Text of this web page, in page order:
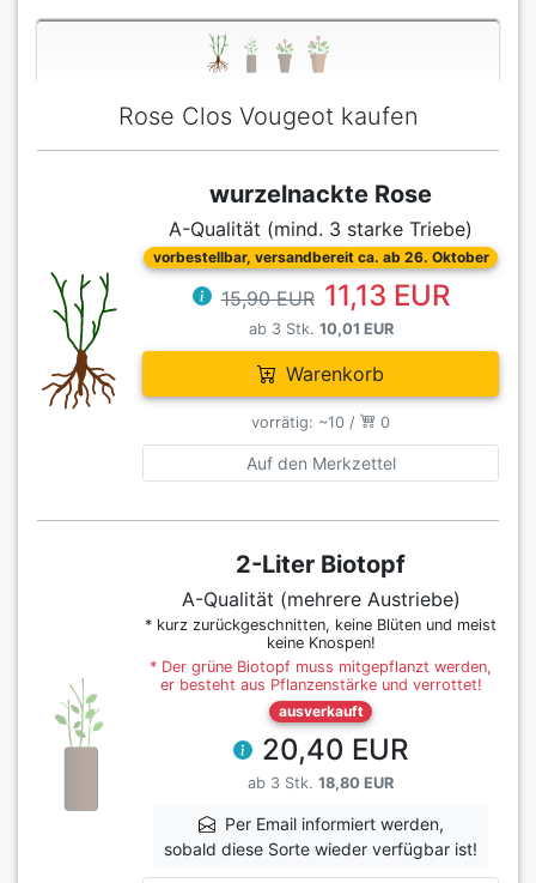
Rose Clos Vougeot kaufen
wurzelnackte Rose
A-Qualität (mind. 3 starke Triebe)
vorbestellbar, versandbereit ca. ab 26. Oktober
15,90 EUR 11,13 EUR
ab 3 Stk. 10,01 EUR
Warenkorb
vorrätig: ~10 / 0
Auf den Merkzettel
2-Liter Biotopf
A-Qualität (mehrere Austriebe)
* kurz zurückgeschnitten, keine Blüten und meist
keine Knospen!
* Der grüne Biotopf muss mitgepflanzt werden,
er besteht aus Pflanzenstärke und verrottet!
ausverkauft
20,40 EUR
ab 3 Stk. 18,80 EUR
Per Email informiert werden,
sobald diese Sorte wieder verfügbar ist!